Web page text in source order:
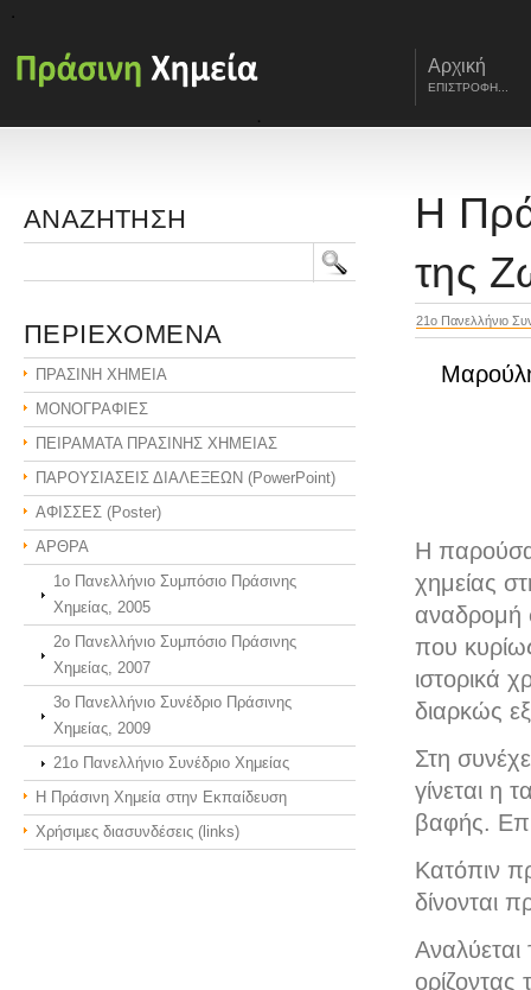
Αρχική
ΕΠΙΣΤΡΟΦΗ...
Η
της
21o Πανελλήνιο
Η παρούσα
χημείας
αναδρομή
που
ιστορικά
διαρκώς
Στη
γίνεται η
βαφής.
Κατόπιν
δίνονται
Αναλύεται
ορίζοντας
ΑΝΑΖΗΤΗΣΗ
ΠΕΡΙΕΧΟΜΕΝΑ
ΠΡΑΣΙΝΗ ΧΗΜΕΙΑ
ΜΟΝΟΓΡΑΦΙΕΣ
ΠΕΙΡΑΜΑΤΑ ΠΡΑΣΙΝΗΣ ΧΗΜΕΙΑΣ
ΠΑΡΟΥΣΙΑΣΕΙΣ ΔΙΑΛΕΞΕΩΝ (PowerPoint)
ΑΦΙΣΣΕΣ (Poster)
ΑΡΘΡΑ
1ο Πανελλήνιο Συμπόσιο Πράσινης
Χημείας, 2005
2ο Πανελλήνιο Συμπόσιο Πράσινης
Χημείας, 2007
3o Πανελλήνιο Συνέδριο Πράσινης
Χημείας, 2009
21o Πανελλήνιο Συνέδριο Χημείας
Η Πράσινη Χημεία στην Εκπαίδευση
Χρήσιμες διασυνδέσεις (links)